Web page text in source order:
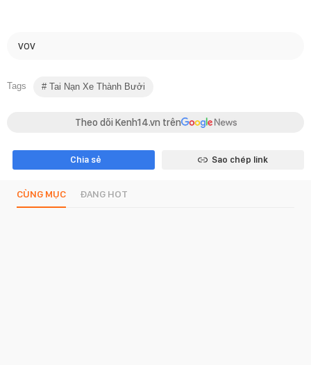
VOV
Tags Tai Nạn Xe Thành Bưởi
Theo dõi Kenh14.vn trên
Chia sẻ Sao chép link
CÙNG MỤC ĐANG HOT